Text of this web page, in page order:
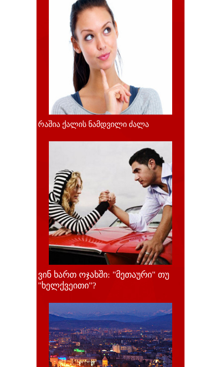
რაშია ქალის ნამდვილი ძალა
ვინ ხართ ოჯახში: "მეთაური" თუ
"ხელქვეითი"?